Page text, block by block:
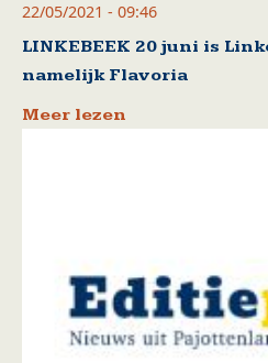
22/05/2021 - 09:46
LINKEBEEK 20 juni is
namelijk Flavoria
Meer lezen